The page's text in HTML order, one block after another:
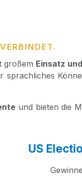
gro­ßem Ein­satz
und bie­ten die
US